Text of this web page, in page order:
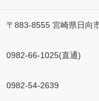
〒883-8555 宮崎県日向
0982-66-1025(直通)
0982-54-2639